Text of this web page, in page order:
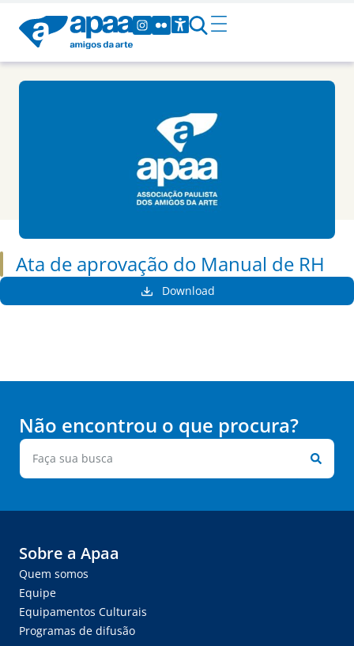
Ata de aprovação do Manual de RH
Download
Não encontrou o que procura?
Sobre a Apaa
Quem somos
Equipe
Equipamentos Culturais
Programas de difusão